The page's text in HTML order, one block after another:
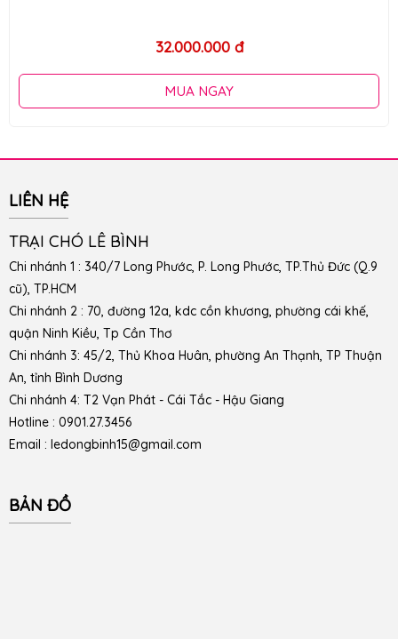
32.000.000 đ
MUA NGAY
LIÊN HỆ
TRẠI CHÓ LÊ BÌNH
Chi nhánh 1 : 340/7 Long Phước, P. Long Phước, TP.Thủ Đức (Q.9
cũ), TP.HCM
Chi nhánh 2 : 70, đường 12a, kdc cồn khương, phường cái khế,
quận Ninh Kiều, Tp Cần Thơ
Chi nhánh 3: 45/2, Thủ Khoa Huân, phường An Thạnh, TP Thuận
An, tỉnh Bình Dương
Chi nhánh 4: T2 Vạn Phát - Cái Tắc - Hậu Giang
Hotline : 0901.27.3456
Email : ledongbinh15@gmail.com
BẢN ĐỒ